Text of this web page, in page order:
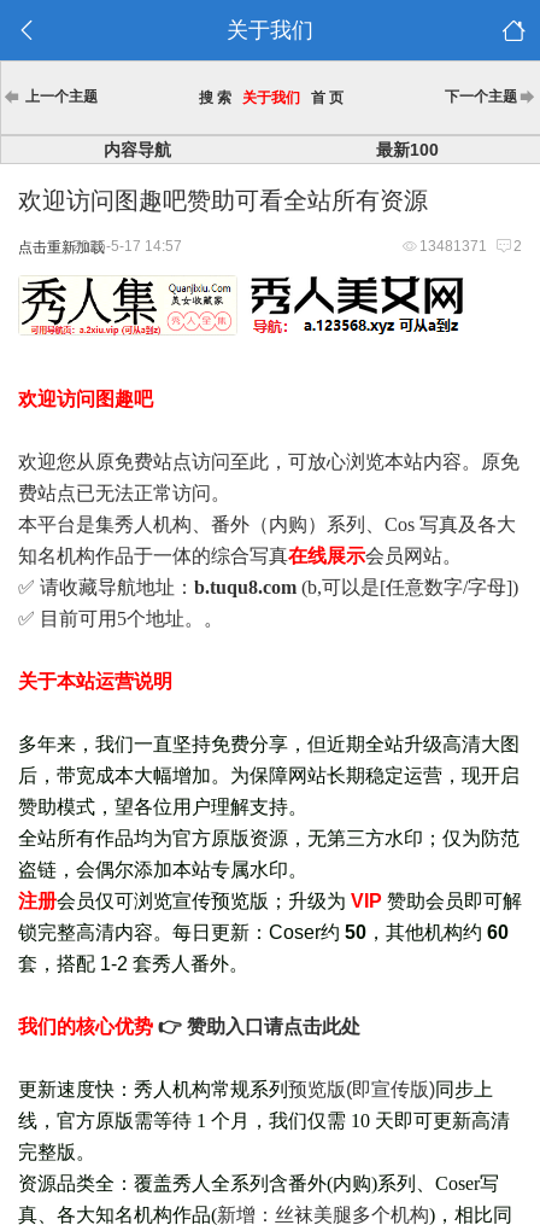
关于我们
上一个主题 搜 索 关于我们 首 页 下一个主题
内容导航 最新100
欢迎访问图趣吧赞助可看全站所有资源
点击重新加载 13481371 2
2025-5-17 14:57
欢迎访问图趣吧
欢迎您从原免费站点访问至此，可放心浏览本站内容。原免
费站点已无法正常访问。
本平台是集秀人机构、番外（内购）系列、Cos 写真及各大
知名机构作品于一体的综合写真在线展示会员网站。
✅ 请收藏导航地址： b.tuqu8.com (b,可以是[任意数字/字母])
✅ 目前可用5个地址。。
关于本站运营说明
多年来，我们一直坚持免费分享，但近期全站升级高清大图
后，带宽成本大幅增加。为保障网站长期稳定运营，现开启
赞助模式，望各位用户理解支持。
全站所有作品均为官方原版资源，无第三方水印；仅为防范
盗链，会偶尔添加本站专属水印。
注册会员仅可浏览宣传预览版 ； 升级为 VIP 赞助会员即可解
锁完整高清内容。每日更新： Coser约 50 ，其他机构约 60
套， 搭配 1-2 套秀人番外。
我们的核心优势 👉 赞助入口请点击此处
更新速度快：秀人机构常规系列 预览版(即宣传版)同步上
线，官方原版需等待 1 个月，我们仅需 10 天即可更新高清
完整版。
资源品类全：覆盖秀人全系列含番外(内购)系列、Coser写
真、各大知名机构作品(新增：丝袜美腿多个机构)，相比同